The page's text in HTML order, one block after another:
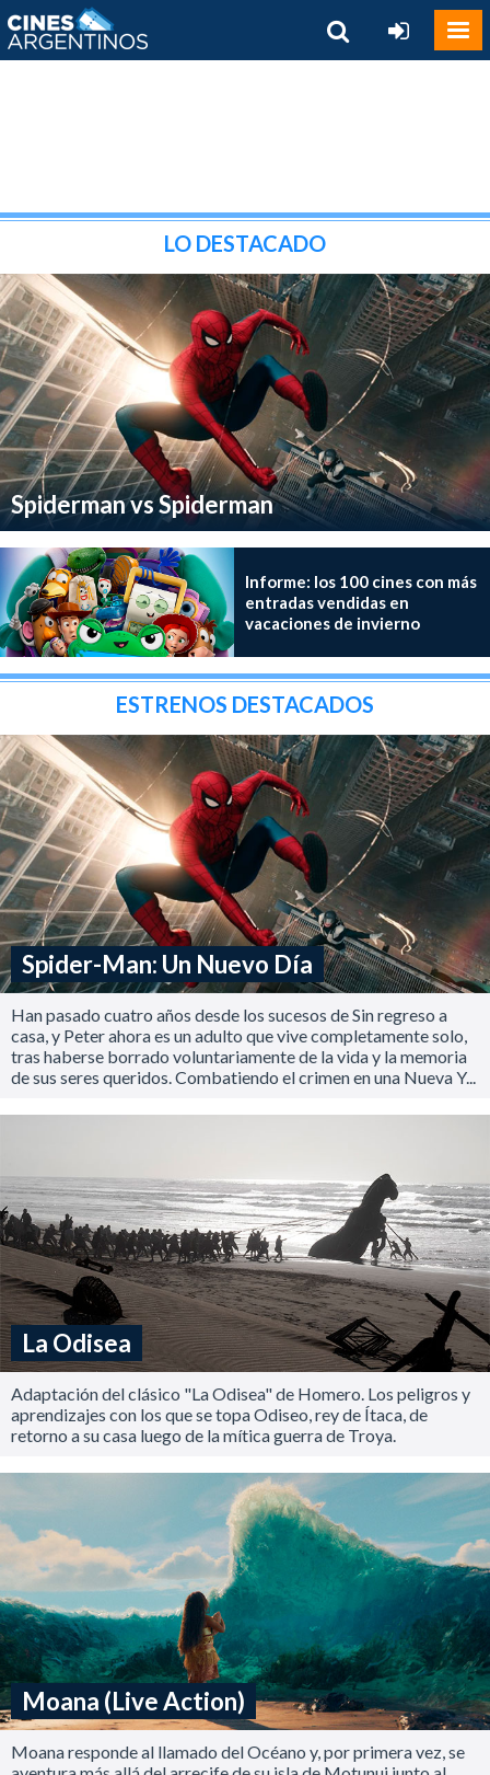
LO DESTACADO
Spiderman vs Spiderman
Informe: los 100 cines con más
entradas vendidas en
vacaciones de invierno
ESTRENOS DESTACADOS
Spider-Man: Un Nuevo Día
Han pasado cuatro años desde los sucesos de Sin regreso a
casa, y Peter ahora es un adulto que vive completamente solo,
tras haberse borrado voluntariamente de la vida y la memoria
de sus seres queridos. Combatiendo el crimen en una Nueva Y...
La Odisea
Adaptación del clásico "La Odisea" de Homero. Los peligros y
aprendizajes con los que se topa Odiseo, rey de Ítaca, de
retorno a su casa luego de la mítica guerra de Troya.
Moana (Live Action)
Moana responde al llamado del Océano y, por primera vez, se